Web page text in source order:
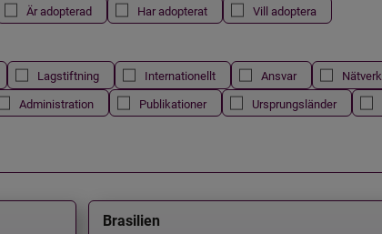
Är adopterad Har adopterat Vill adoptera
Lagstiftning Internationellt Ansvar Nätverk
Administration Publikationer Ursprungsländer
Brasilien